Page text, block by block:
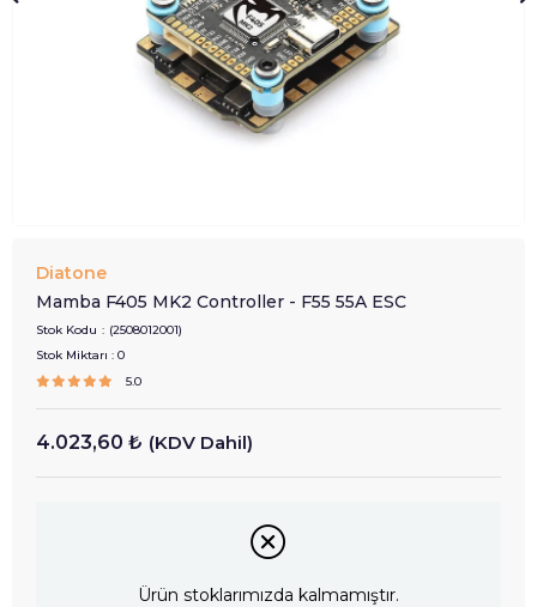
Diatone
Mamba F405 MK2 Controller - F55 55A ESC
Stok Kodu
(2508012001)
Stok Miktarı : 0
5.0
4.023,60 ₺ (KDV Dahil)
Ürün stoklarımızda kalmamıştır.